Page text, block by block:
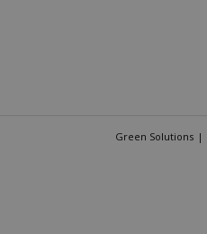
Green Solutions